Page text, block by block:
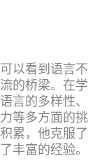
以看到语言不
的桥梁。在学
言的多样性、
等多方面的挑
累，他克服了
丰富的经验。